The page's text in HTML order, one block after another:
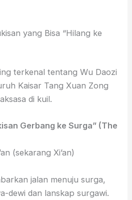
yang Bisa “Hilang ke
terkenal tentang Wu Daozi
Kaisar Tang Xuan Zong
di kuil.
Gerbang ke Surga” (The
(sekarang Xi’an)
jalan menuju surga,
dewi dan lanskap surgawi.